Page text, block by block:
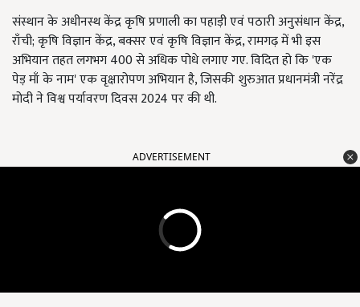
संस्थान के अधीनस्थ केंद्र कृषि प्रणाली का पहाड़ी एवं पठारी अनुसंधान केंद्र,
राँची; कृषि विज्ञान केंद्र, बक्सर एवं कृषि विज्ञान केंद्र, रामगढ़ में भी इस
अभियान तहत लगभग 400 से अधिक पोधे लगाए गए. विदित हो कि 'एक
पेड़ माँ के नाम' एक वृक्षारोपण अभियान है, जिसकी शुरुआत प्रधानमंत्री नरेंद्र
मोदी ने विश्व पर्यावरण दिवस 2024 पर की थी.
ADVERTISEMENT